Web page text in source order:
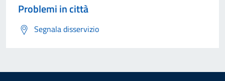
Problemi in città
Segnala disservizio